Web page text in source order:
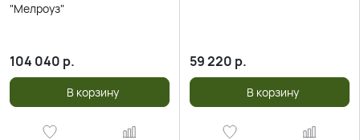
"Мелроуз"
104 040 р.
В корзину
59 220 р.
В корзину